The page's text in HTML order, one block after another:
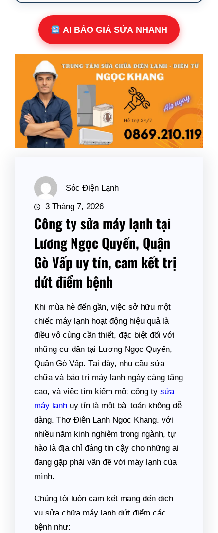
AI BÁO GIÁ SỬA NHANH
Sóc Điện Lạnh
3 Tháng 7, 2026
Công ty sửa máy lạnh tại
Lương Ngọc Quyến, Quận
Gò Vấp uy tín, cam kết trị
dứt điểm bệnh
Khi mùa hè đến gần, việc sở hữu một
chiếc máy lạnh hoạt động hiệu quả là
điều vô cùng cần thiết, đặc biệt đối với
những cư dân tại Lương Ngọc Quyến,
Quận Gò Vấp. Tại đây, nhu cầu sửa
chữa và bảo trì máy lạnh ngày càng tăng
cao, và việc tìm kiếm một công ty sửa
máy lạnh uy tín là một bài toán không dễ
dàng. Thợ Điện Lạnh Ngọc Khang, với
nhiều năm kinh nghiệm trong ngành, tự
hào là địa chỉ đáng tin cậy cho những ai
đang gặp phải vấn đề với máy lạnh của
mình.
Chúng tôi luôn cam kết mang đến dịch
vụ sửa chữa máy lạnh dứt điểm các
bệnh như: